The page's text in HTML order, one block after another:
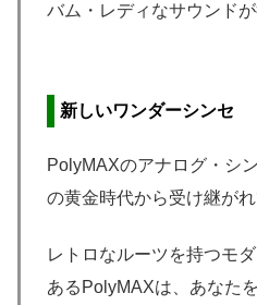
バム・レディなサウンドが
新しいワンダーシンセ
PolyMAXのアナログ・シ
の黄金時代から受け継がれ
レトロなルーツを持つモ
あるPolyMAXは、あなた